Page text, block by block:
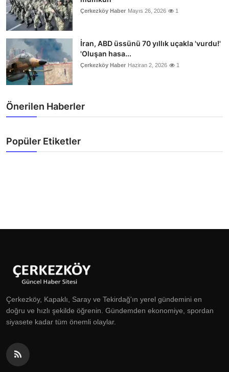
Çerkezköy Haber Mayıs 26, 2026 1
İran, ABD üssünü 70 yıllık uçakla 'vurdu!'
'Oluşan hasa...
Çerkezköy Haber Haziran 2, 2026 1
Önerilen Haberler
Popüler Etiketler
Çerkezköy, Kapaklı, Saray ve Tekirdağ'ın yerel gündemini en
doğru ve hızlı şekilde öğrenin. Gündemden ekonomiye, spordan
siyasete kadar tüm önemli olaylar.